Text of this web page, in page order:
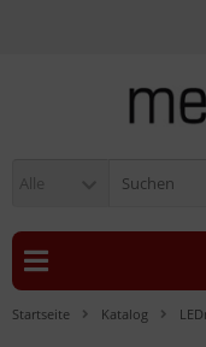
Alle
Startseite Katalog